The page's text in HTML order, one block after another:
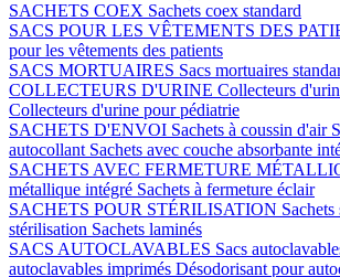
SACHETS COEX Sachets coex standard
SACS POUR LES VÊTEMENTS DES
pour les vêtements des patients
SACS MORTUAIRES Sacs mortuaires
COLLECTEURS D'URINE Collecteurs
Collecteurs d'urine pour pédiatrie
SACHETS D'ENVOI Sachets à coussin d'air
autocollant Sachets avec couche absorbante
SACHETS AVEC FERMETURE
métallique intégré Sachets à fermeture éclair
SACHETS POUR STÉRILISATION
stérilisation Sachets laminés
SACS AUTOCLAVABLES Sacs
autoclavables imprimés Désodorisant pour